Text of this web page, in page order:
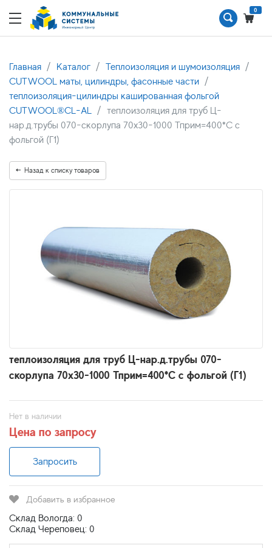
0
Главная Каталог
Теплоизоляция и шумоизоляция
CUTWOOL маты, цилиндры, фасонные части
теплоизоляция-цилиндры кашированная фольгой
CUTWOOL®CL-AL
теплоизоляция для труб Ц-
нар.д.трубы 070-скорлупа 70х30-1000 Тприм=400*С с
фольгой (Г1)
Назад к списку товаров
теплоизоляция для труб Ц-нар.д.трубы 070-
скорлупа 70х30-1000 Тприм=400*С с фольгой (Г1)
Нет в наличии
Цена по запросу
Запросить
Добавить в избранное
Склад Вологда: 0
Склад Череповец: 0